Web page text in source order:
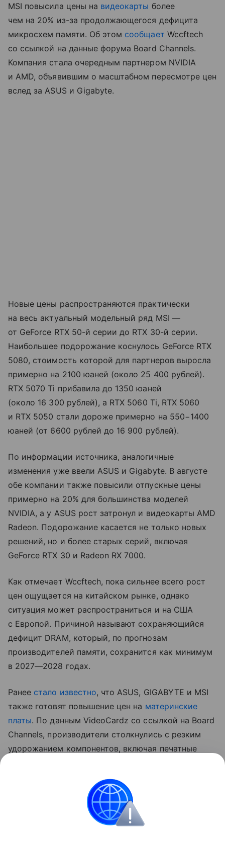
MSI повысила цены на видеокарты более
чем на 20% из-за продолжающегося дефицита
микросхем памяти. Об этом сообщает Wccftech
со ссылкой на данные форума Board Channels.
Компания стала очередным партнером NVIDIA
и AMD, объявившим о масштабном пересмотре цен
вслед за ASUS и Gigabyte.
Новые цены распространяются практически
на весь актуальный модельный ряд MSI —
от GeForce RTX 50-й серии до RTX 30-й серии.
Наибольшее подорожание коснулось GeForce RTX
5080, стоимость которой для партнеров выросла
примерно на 2100 юаней (около 25 400 рублей).
RTX 5070 Ti прибавила до 1350 юаней
(около 16 300 рублей), а RTX 5060 Ti, RTX 5060
и RTX 5050 стали дороже примерно на 550−1400
юаней (от 6600 рублей до 16 900 рублей).
По информации источника, аналогичные
изменения уже ввели ASUS и Gigabyte. В августе
обе компании также повысили отпускные цены
примерно на 20% для большинства моделей
NVIDIA, а у ASUS рост затронул и видеокарты AMD
Radeon. Подорожание касается не только новых
решений, но и более старых серий, включая
GeForce RTX 30 и Radeon RX 7000.
Как отмечает Wccftech, пока сильнее всего рост
цен ощущается на китайском рынке, однако
ситуация может распространиться и на США
с Европой. Причиной называют сохраняющийся
дефицит DRAM, который, по прогнозам
производителей памяти, сохранится как минимум
в 2027—2028 годах.
Ранее стало известно, что ASUS, GIGABYTE и MSI
также готовят повышение цен на материнские
платы. По данным VideoCardz со ссылкой на Board
Channels, производители столкнулись с резким
удорожанием компонентов, включая печатные
На ситуацию также влияет снижение спроса
на новые ПК, из-за чего компаниям приходится
компенсировать рост издержек повышением